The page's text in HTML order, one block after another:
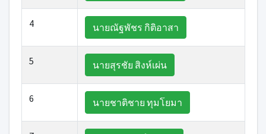
4 นายณัฐพัชร กิติอาสา
5 นายสุรชัย สิงห์เผ่น
6 นายชาติชาย ทุมโยมา